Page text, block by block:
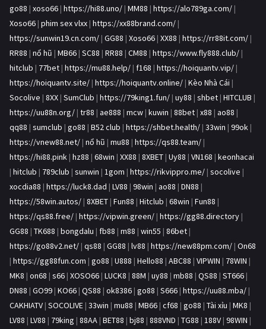
go88 | xoso66 | https://hi88.uno/ | MM88 | https://alo789ga.com/ |
Xoso66 | phim sex vlxx | https://xx88brand.com/ |
https://sunwin19.cn.com/ | GG88 | Xoso66 | XX88 | https://rr88it.com/ |
RR88 | nổ hũ | MB66 | SC88 | RR88 | CM88 | https://www.fly888.club/ |
hitclub | 77bet | https://mu88.help/ | f168 | https://hoiquantv.vip/ |
https://hoiquantv.site/ | https://hoiquantv.online/ | Kèo Nhà Cái |
Socolive | 8XX | SumClub | https://79king1.fun/ | uy88 | shbet | HITCLUB |
https://uu88n.org/ | tr88 | ae888 | mcw | kuwin | 88bet | x88 | ao88 |
qq88 | sumclub | go88 | B52 club | https://shbet.health/ | 33win | 99ok |
https://vnew88.net/ | nổ hũ | mu88 | https://qs88.team/ |
https://hi88.pink | hz88 | 68win | XX88 | 8XBET | Uy88 | VN168 | keonhacai
| hitclub | 789club | sunwin | 1gom | https://rikvippro.me/ | socolive |
xocdia88 | https://luck8.dad | LV88 | 98win | ao88 | DN88 |
https://58win.autos/ | 8XBET | Fun88 | Hitclub | 68win | Fun88 |
https://qs88.free/ | https://vipwin.green/ | https://gg88.directory |
GG88 | TK688 | bongdalu | fb88 | m88 | win55 | 86bet |
https://go88v2.net/ | qs88 | GG88 | lv88 | https://new88pm.com/ | On68
| https://gg88fun.com | go88 | U888 | Hello88 | ABC88 | VIPWIN | 78WIN |
MK8 | on68 | s66 | XOSO66 | LUCK8 | 88M | uy88 | mb88 | QS88 | ST666 |
DN88 | GO99 | KO66 | QS88 | ok8386 | go88 | S666 | https://uu88.mba/ |
CAKHIATV | SOCOLIVE | 33win | mu88 | MB66 | cf68 | go88 | Tài xỉu | MK8 |
LV88 | LV88 | 79king | 88AA | BET88 | bj88 | 888VND | TG88 | 188V | 98WIN |